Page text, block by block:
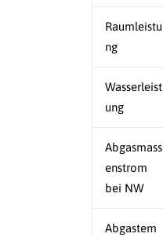
Raumleistu
ng
Wasserleist
ung
Abgasmass
enstrom
bei NW
Abgastem